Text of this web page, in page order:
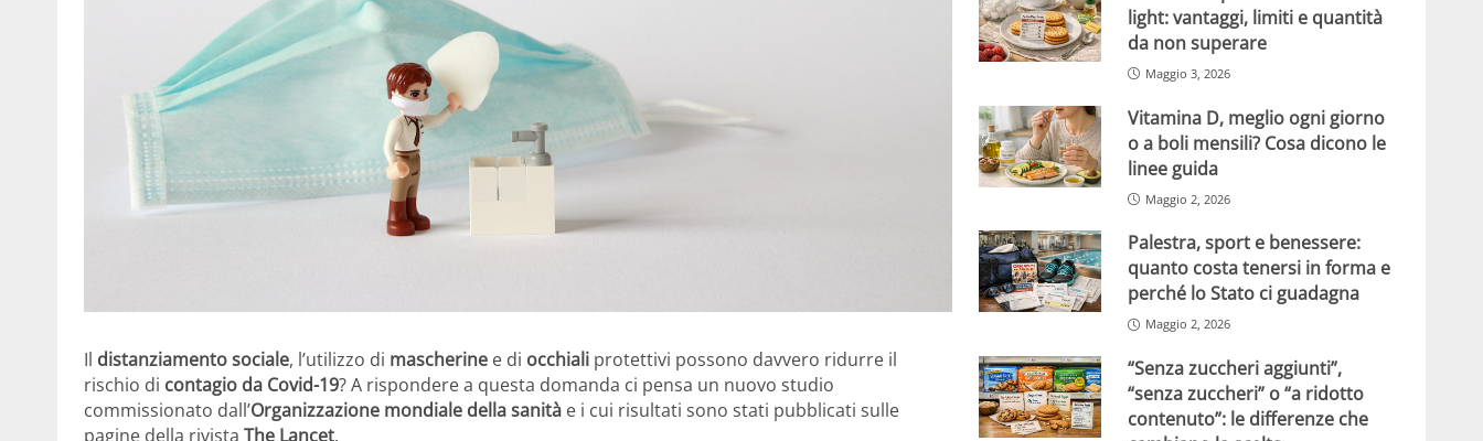
Il distanziamento sociale, l’utilizzo di mascherine e di occhiali protettivi possono davvero ridurre il
rischio di contagio da Covid-19? A rispondere a questa domanda ci pensa un nuovo studio
commissionato dall’Organizzazione mondiale della sanità e i cui risultati sono stati pubblicati sulle
pagine della rivista The Lancet.
light: vantaggi, limiti e quantità
da non superare
Maggio 3, 2026
Vitamina D, meglio ogni giorno
o a boli mensili? Cosa dicono le
linee guida
Maggio 2, 2026
Palestra, sport e benessere:
quanto costa tenersi in forma e
perché lo Stato ci guadagna
Maggio 2, 2026
“Senza zuccheri aggiunti”,
“senza zuccheri” o “a ridotto
contenuto”: le differenze che